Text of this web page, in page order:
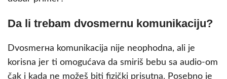
Da li trebam dvosmernu komunikaciju?
Dvosmerна komunikacija nije neophodna, ali je
korisna jer ti omogućava da smiriš bebu sa audio-om
čak i kada ne možeš biti fizički prisutna. Posebno je